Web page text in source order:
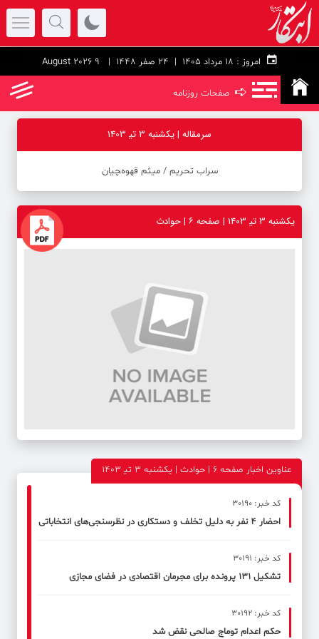
امروز : 24 صفر 1448 | 9 August 2026
➪ صفحات روزنامه
سرمقاله | یکشنبه 3 تی‍ 1403
سراب تحریم / میثم قهوه‌‍چیان
یکشنبه 3 تی‍ 1403 | صفحه ۶ | حوادث
عناوین اخبار صفحه ۶ | حوادث | یکشنبه 3 تی‍ 1403
کد خبر: 30190
احضار ۴ نفر به دلیل تخلف و دستکاری در نظرسنجی‌های انتخاباتی
کد خبر: 30191
تشکیل ۱۳۱ پرونده برای مجرمان اقتصادی در فضای مجازی
کد خبر: 30192
حکم اعدام توماج صالحی نقض شد